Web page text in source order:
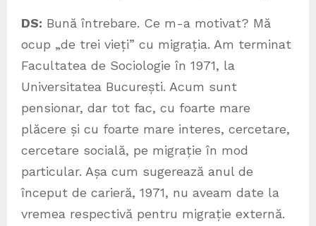
DS: Bună întrebare. Ce m-a motivat? Mă
ocup „de trei vieți” cu migrația. Am terminat
Facultatea de Sociologie în 1971, la
Universitatea București. Acum sunt
pensionar, dar tot fac, cu foarte mare
plăcere și cu foarte mare interes, cercetare,
cercetare socială, pe migrație în mod
particular. Așa cum sugerează anul de
început de carieră, 1971, nu aveam date la
vremea respectivă pentru migrație externă.